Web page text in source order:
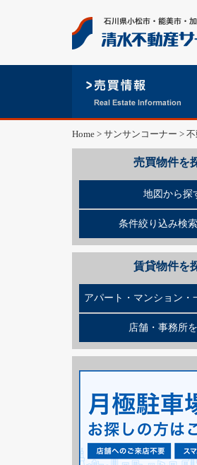
Home > サンサンコーナー > 不
売買物件を
地図から探
条件絞り込み検
賃貸物件を
アパート・マンション・
店舗・事務所